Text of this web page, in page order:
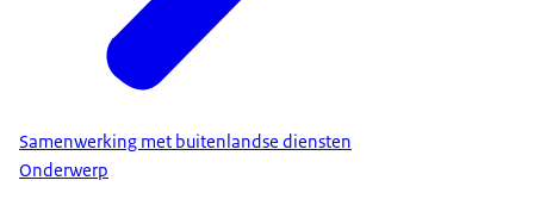
Samenwerking met buitenlandse diensten
Onderwerp